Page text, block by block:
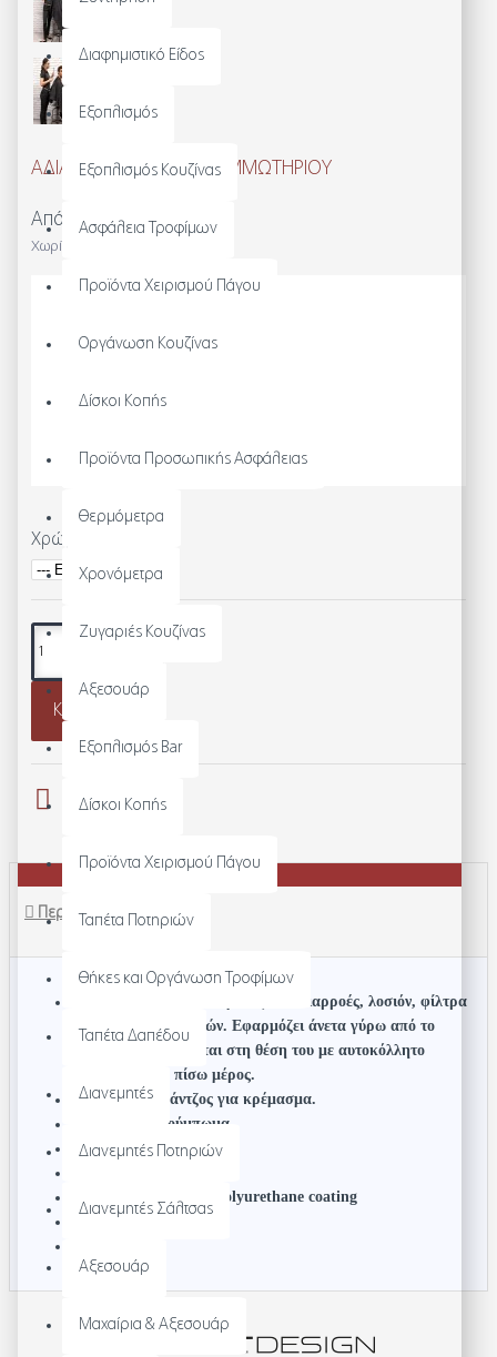
Διαφημιστικό Είδος
Εξοπλισμός
Εξοπλισμός Κουζίνας
Ασφάλεια Τροφίμων
Προϊόντα Χειρισμού Πάγου
Οργάνωση Κουζίνας
Δίσκοι Κοπής
Προϊόντα Προσωπικής Ασφάλειας
Θερμόμετρα
Χρονόμετρα
Ζυγαριές Κουζίνας
Αξεσουάρ
Εξοπλισμός Bar
Δίσκοι Κοπής
Προϊόντα Χειρισμού Πάγου
Ταπέτα Ποτηριών
Θήκες και Οργάνωση Τροφίμων
Ταπέτα Δαπέδου
Διανεμητές
Διανεμητές Ποτηριών
Διανεμητές Σάλτσας
Αξεσουάρ
Μαχαίρια & Αξεσουάρ
ΑΔΙΑΒΡΟΧΗ ΡΟΜΠΑ ΚΟΜΜΩΤΗΡΙΟΥ
Από 19,84€
Χωρίς ΦΠΑ: 16,00€
Άμεσα Διαθέσιμο
Χρώμα
Καλάθι
Περιγραφή
Πλήρη κάλυψη του σώματος από διαρροές, λοσιόν, φίλτρα
και κοψίματα μαλλιών. Εφαρμόζει άνετα γύρω από το
λαιμό και στερεώνεται στη θέση του με αυτοκόλλητο
κούμπωμα στο πίσω μέρος.
Υφασμάτινος γάντζος για κρέμασμα.
Ρυθμιζόμενο κούμπωμα
Αδιάβροχο
100% Polyester with Polyurethane coating
Πλύσιμο στους 60C